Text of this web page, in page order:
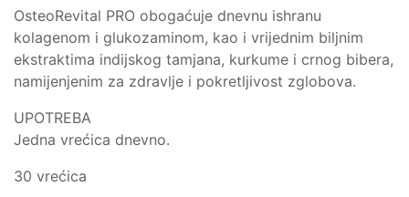
OsteoRevital PRO obogaćuje dnevnu ishranu
kolagenom i glukozaminom, kao i vrijednim biljnim
ekstraktima indijskog tamjana, kurkume i crnog bibera,
namijenjenim za zdravlje i pokretljivost zglobova.
UPOTREBA
Jedna vrećica dnevno.
30 vrećica